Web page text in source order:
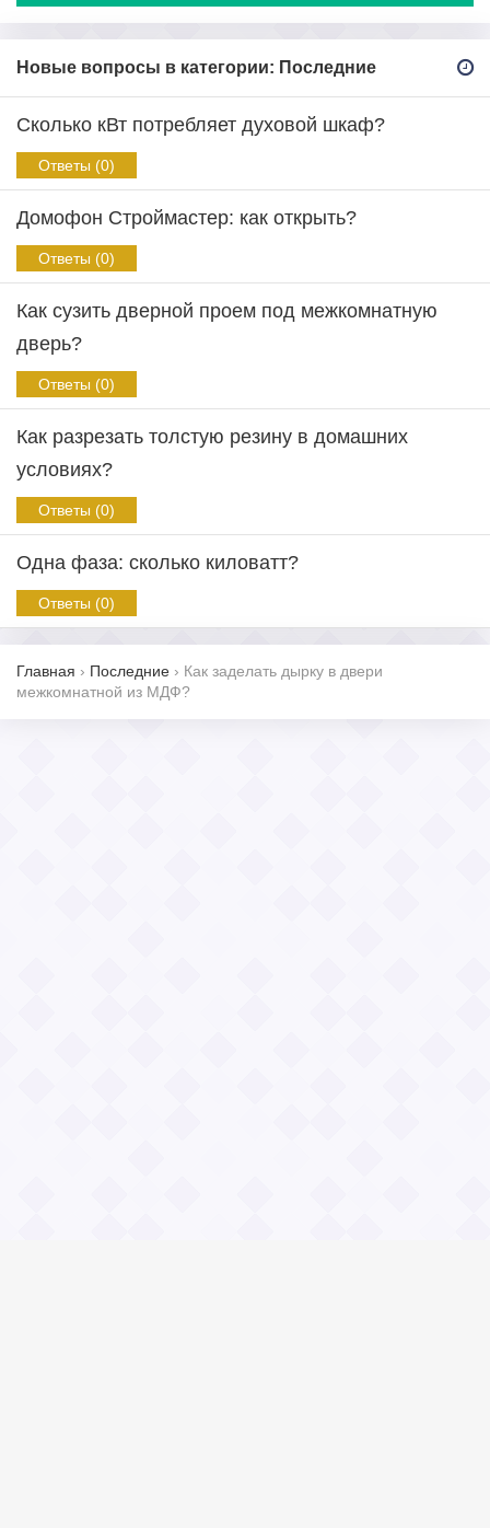
Новые вопросы в категории: Последние
Сколько кВт потребляет духовой шкаф?
Ответы (0)
Домофон Строймастер: как открыть?
Ответы (0)
Как сузить дверной проем под межкомнатную
дверь?
Ответы (0)
Как разрезать толстую резину в домашних
условиях?
Ответы (0)
Одна фаза: сколько киловатт?
Ответы (0)
Главная › Последние › Как заделать дырку в двери
межкомнатной из МДФ?